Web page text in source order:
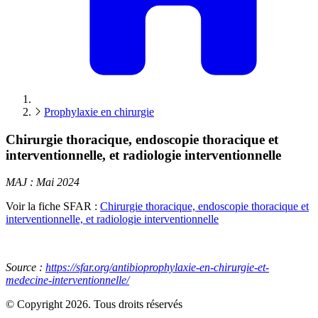
Prophylaxie en chirurgie
Chirurgie thoracique, endoscopie thoracique et
interventionnelle, et radiologie interventionnelle
MAJ : Mai 2024
Voir la fiche SFAR : Chirurgie thoracique, endoscopie thoracique et
interventionnelle, et radiologie interventionnelle
Source : https://sfar.org/antibioprophylaxie-en-chirurgie-et-
medecine-interventionnelle/
© Copyright 2026. Tous droits réservés